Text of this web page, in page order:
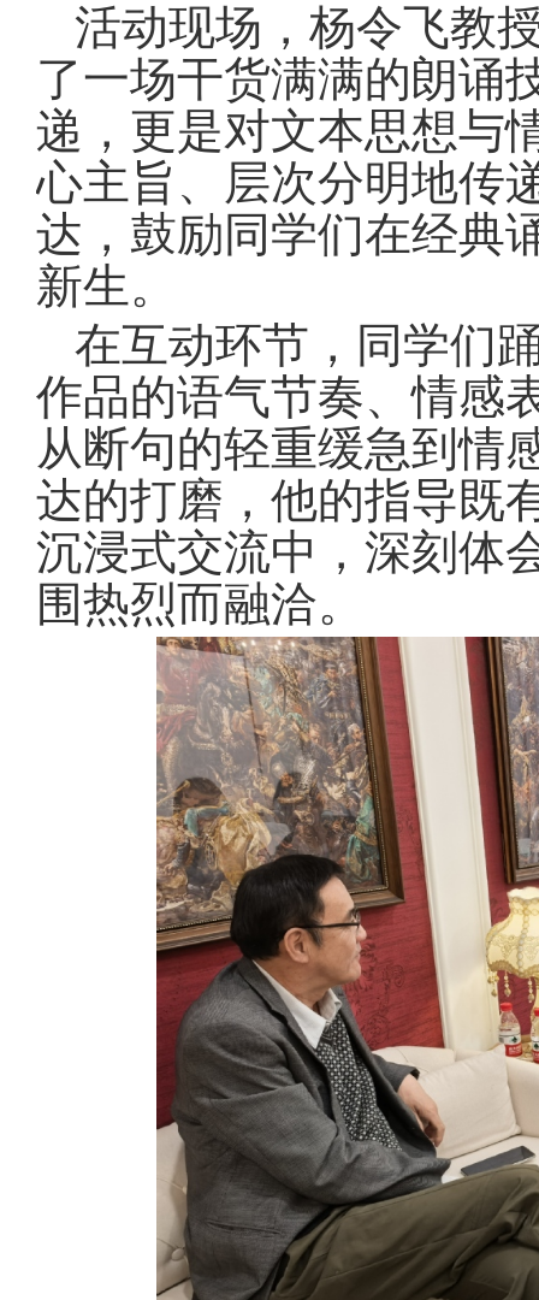
活动现场，杨令飞教
了一场干货满满的朗诵
递，更是对文本思想与
心主旨、层次分明地传
达，鼓励同学们在经典
新生。
在互动环节，同学们
作品的语气节奏、情感
从断句的轻重缓急到情
达的打磨，他的指导既
沉浸式交流中，深刻体
围热烈而融洽。